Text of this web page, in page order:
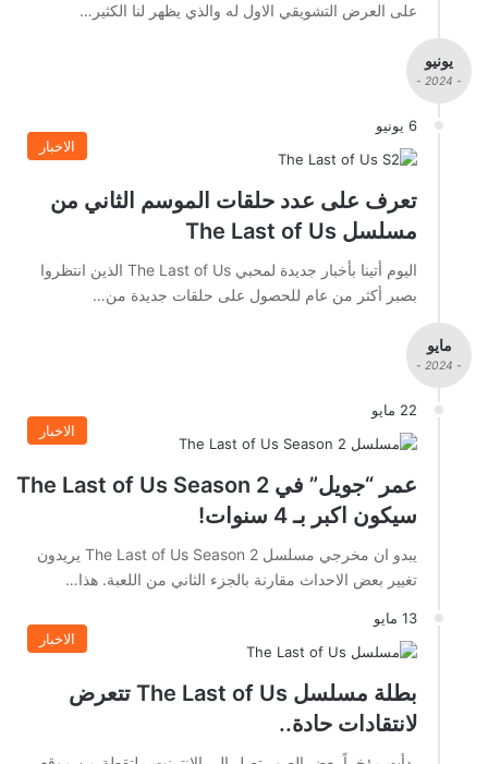
على العرض التشويقي الاول له والذي يظهر لنا الكثير…
يونيو
- 2024 -
6 يونيو
الاخبار
تعرف على عدد حلقات الموسم الثاني من
مسلسل The Last of Us
اليوم أتينا بأخبار جديدة لمحبي The Last of Us الذين انتظروا
بصبر أكثر من عام للحصول على حلقات جديدة من…
مايو
- 2024 -
22 مايو
الاخبار
عمر “جويل” في The Last of Us Season 2
سيكون اكبر بـ 4 سنوات!
يبدو ان مخرجي مسلسل The Last of Us Season 2 يريدون
تغيير بعض الاحداث مقارنة بالجزء الثاني من اللعبة. هذا…
13 مايو
الاخبار
بطلة مسلسل The Last of Us تتعرض
لانتقادات حادة..